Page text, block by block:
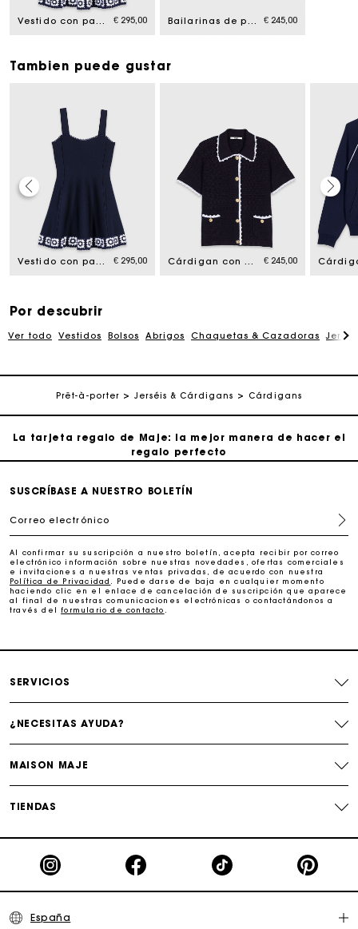
Vestido con paneles de ganchillo € 295,00 Bailarinas de piel perforada € 245,00
Tambien puede gustar
Vestido con paneles de ganchillo € 295,00 Cárdigan con acabados de ganchillo € 245,00
Por descubrir
Ver todo Vestidos Bolsos Abrigos Chaquetas & Cazadoras
Prêt-à-porter Jerséis & Cárdigans Cárdigans
La tarjeta regalo de Maje: la mejor manera de hacer el
regalo perfecto
Entrega a domicilio ofrecida dentro de 2-3 días
Paga en 3 cuotas sin comisiones
Seguir mi pedido
La tarjeta regalo de Maje: la mejor manera de hacer el
regalo perfecto
Entrega a domicilio ofrecida dentro de 2-3 días
Cambios & Devoluciones gratuitos
SUSCRÍBASE A NUESTRO BOLETÍN
Correo electrónico
Al confirmar su suscripción a nuestro boletín, acepta recibir por correo
electrónico información sobre nuestras novedades, ofertas comerciales
e invitaciones a nuestras ventas privadas, de acuerdo con nuestra
Política de Privacidad
. Puede darse de baja en cualquier momento
haciendo clic en el enlace de cancelación de suscripción que aparece
al final de nuestras comunicaciones electrónicas o contactándonos a
través delformulario de contacto
SERVICIOS
¿NECESITAS AYUDA?
MAISON MAJE
TIENDAS
España